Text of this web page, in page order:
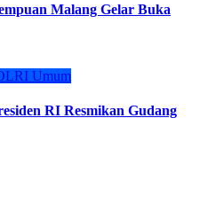
Malang Gelar Buka
Umum
RI Resmikan Gudang